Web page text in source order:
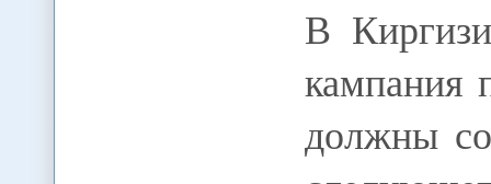
В
кампания
должны